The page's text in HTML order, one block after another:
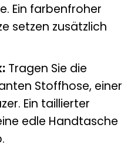
Ein farbenfroher
setzen zusätzlich
Tragen Sie die
Stoffhose, einer
Ein taillierter
edle Handtasche